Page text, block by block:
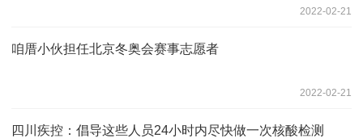
2022-02-21
咱厝小伙担任北京冬奥会赛事志愿者
2022-02-21
四川疾控：倡导这些人员24小时内尽快做一次核酸检测